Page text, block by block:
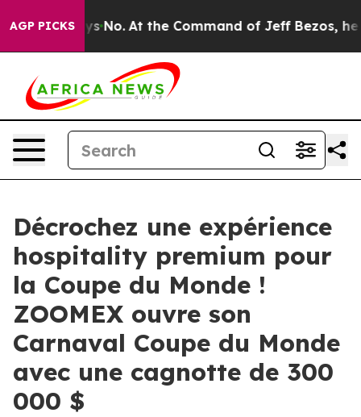
AGP PICKS
Says No. At the Command of Jeff Bezos, he
Décrochez une expérience
hospitality premium pour
la Coupe du Monde !
ZOOMEX ouvre son
Carnaval Coupe du Monde
avec une cagnotte de 300
000 $